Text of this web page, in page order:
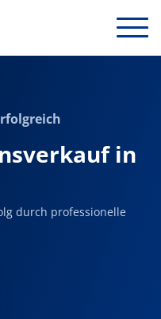
in
durch professionelle